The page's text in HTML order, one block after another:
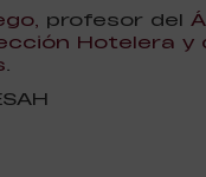
profesor del
Hotelera y
.